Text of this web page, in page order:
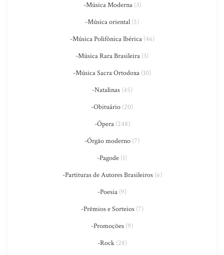
-Música Moderna(3)
-Música oriental (5)
-Música Polifônica Ibérica(46)
-Música Rara Brasileira (3)
-Música Sacra Ortodoxa (10)
-Natalinas(45)
-Obituário (20)
-Ópera(248)
-Órgão moderno (7)
-Pagode (1)
-Partituras de Autores Brasileiros(6)
-Poesia (9)
-Prêmios e Sorteios(7)
-Promoções (9)
-Rock(28)